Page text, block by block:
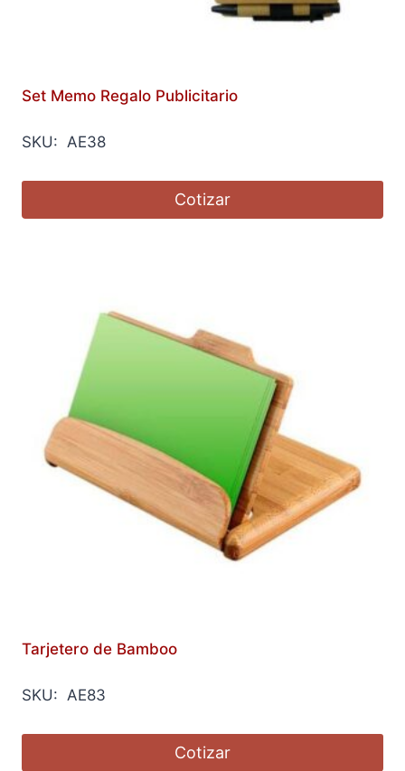
Set Memo Regalo Publicitario
SKU: AE38
Cotizar
Tarjetero de Bamboo
SKU: AE83
Cotizar